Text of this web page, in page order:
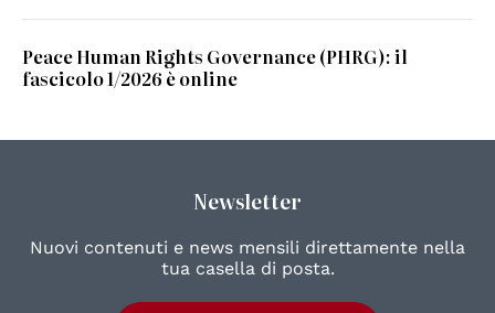
Peace Human Rights Governance (PHRG): il
fascicolo 1/2026 è online
Newsletter
Nuovi contenuti e news mensili direttamente nella
tua casella di posta.